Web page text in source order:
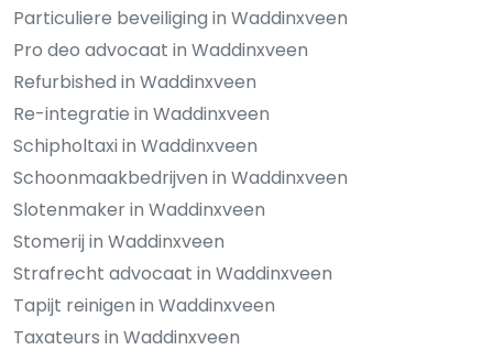
Particuliere beveiliging in Waddinxveen
Pro deo advocaat in Waddinxveen
Refurbished in Waddinxveen
Re-integratie in Waddinxveen
Schipholtaxi in Waddinxveen
Schoonmaakbedrijven in Waddinxveen
Slotenmaker in Waddinxveen
Stomerij in Waddinxveen
Strafrecht advocaat in Waddinxveen
Tapijt reinigen in Waddinxveen
Taxateurs in Waddinxveen